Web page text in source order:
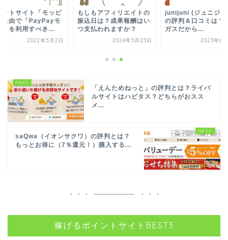
ントサイト「モッピ
経由で「PayPayモ
」を利用すべき...
2022年5月2日
もしもアフィリエイトの
振込日は？成果報酬はい
つ支払われますか？
2024年3月25日
junijuni (ジュニジ
の評判＆口コミは？
ガスだから...
2023年6
「えんためねっと」の評判とは？ライバ
ルサイトはハピタス？どちらがおスス
メ...
saQwa（イオンサクワ）の評判とは？
もっとお得に（7％還元！）購入する...
稼げるポイントサイトBEST3